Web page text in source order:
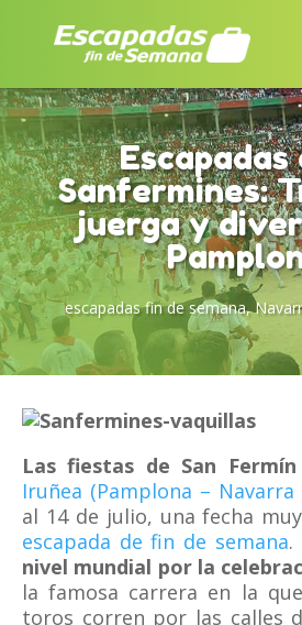
Escapadas
Sanfermines:
juerga y
escapadas fin de semana,
Las fiestas de San Fermín
Iruñea (Pamplona – Navarra
al 14 de julio, una fecha
escapada de fin de semana.
nivel mundial por la
la famosa carrera en la
toros corren por las calles